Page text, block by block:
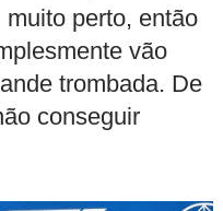
perto, então
vão
trombada. De
conseguir